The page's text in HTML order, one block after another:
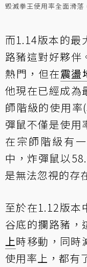
毀滅拳王使用率全面滑落
而1.14版本的最
路豬這對好夥伴
熱門，但在震盪
他現在已經成為
師階級的使用
彈鼠不僅是使用
在宗師階級有
中，炸彈鼠以
是無法忽視的存
至於在1.12版本
谷底的攔路豬，
上時移動，同時
使用率上，都有